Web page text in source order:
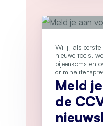
Wil jij als
nieuwe tools,
bijeenkomsten
Meld
de